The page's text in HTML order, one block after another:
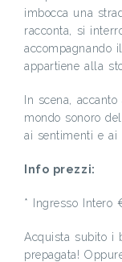
imbocca una
racconta, si
accompagnando
appartiene alla
In scena,
mondo sonoro
ai sentimenti e ai
Info prezzi:
* Ingresso Intero
Acquista subito i
prepagata!